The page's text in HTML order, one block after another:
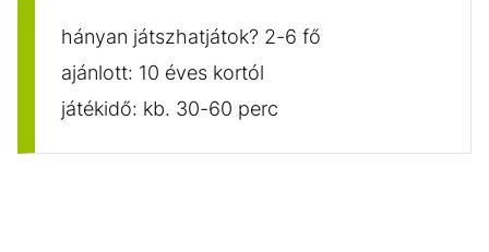
hányan játszhatjátok? 2-6 fő
ajánlott: 10 éves kortól
játékidő: kb. 30-60 perc